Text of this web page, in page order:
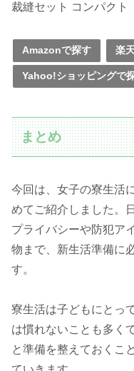
裁縫セット コンパクト
Amazonで探す 楽
Yahoo!ショッピングで
まとめ
今回は、女子の寮生活
めてご紹介しました。
プライバシーや防犯ア
物まで、新生活準備に
す。
寮生活は子どもにとっ
は慣れないことも多く
と準備を整えておくこ